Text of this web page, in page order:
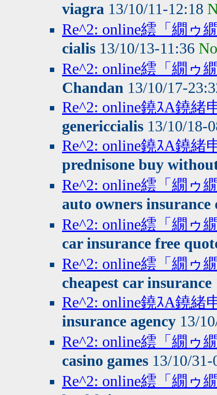
viagra 13/10/11-12:18
Re^2: online繧「繝
cialis 13/10/13-11:36
Re^2: online繧「繝
Chandan 13/10/17-
Re^2: online鐃ｽA鐃
genericcialis 13/10/18-
Re^2: online鐃ｽA鐃
prednisone buy
Re^2: online繧「繝
auto owners insurance
Re^2: online繧「繝
car insurance free
Re^2: online繧「繝
cheapest car insurance
Re^2: online鐃ｽA鐃
insurance agency 13/
Re^2: online繧「繝
casino games 13/10/
Re^2: online繧「繝